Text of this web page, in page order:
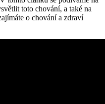
toto chování, a také na
o chování a zdraví